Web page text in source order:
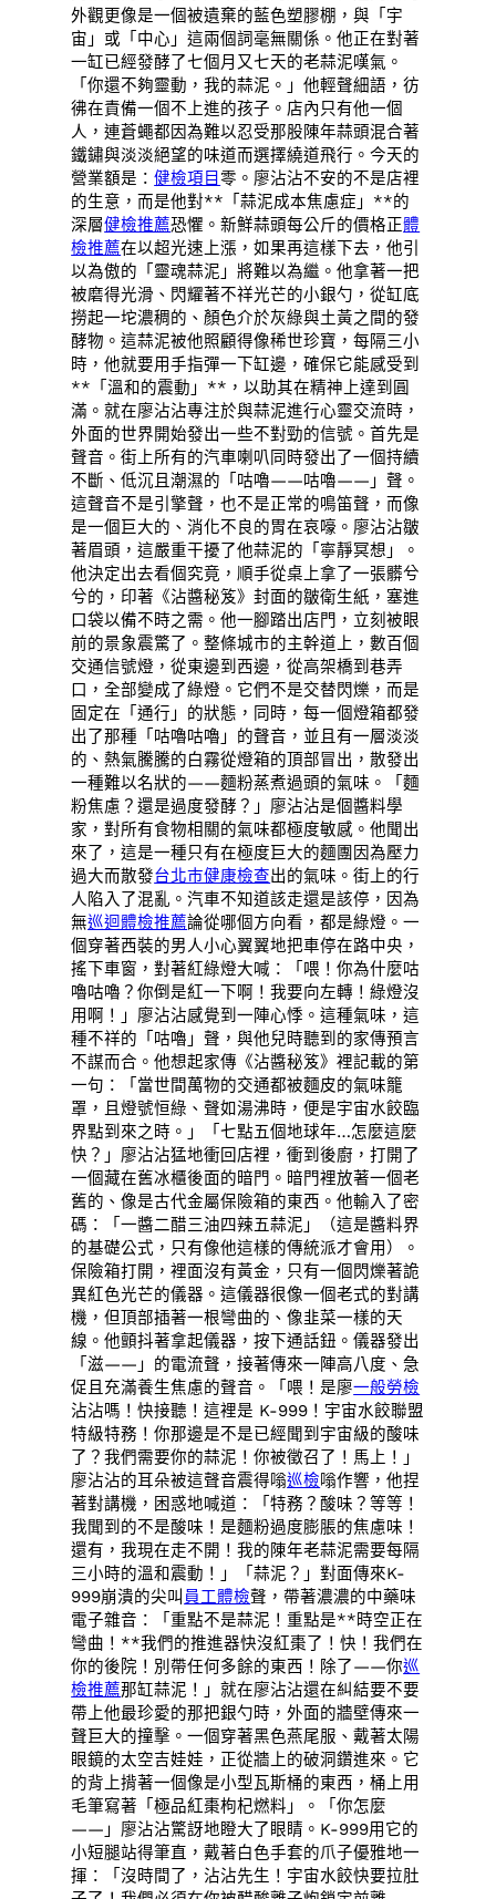
外觀更像是一個被遺棄的藍色塑膠棚，與「宇
宙」或「中心」這兩個詞毫無關係。他正在對著
一缸已經發酵了七個月又七天的老蒜泥嘆氣。
「你還不夠靈動，我的蒜泥。」他輕聲細語，彷
彿在責備一個不上進的孩子。店內只有他一個
人，連蒼蠅都因為難以忍受那股陳年蒜頭混合著
鐵鏽與淡淡絕望的味道而選擇繞道飛行。今天的
營業額是：健檢項目零。廖沾沾不安的不是店裡
的生意，而是他對**「蒜泥成本焦慮症」**的
深層健檢推薦恐懼。新鮮蒜頭每公斤的價格正體
檢推薦在以超光速上漲，如果再這樣下去，他引
以為傲的「靈魂蒜泥」將難以為繼。他拿著一把
被磨得光滑、閃耀著不祥光芒的小銀勺，從缸底
撈起一坨濃稠的、顏色介於灰綠與土黃之間的發
酵物。這蒜泥被他照顧得像稀世珍寶，每隔三小
時，他就要用手指彈一下缸邊，確保它能感受到
**「溫和的震動」**，以助其在精神上達到圓
滿。就在廖沾沾專注於與蒜泥進行心靈交流時，
外面的世界開始發出一些不對勁的信號。首先是
聲音。街上所有的汽車喇叭同時發出了一個持續
不斷、低沉且潮濕的「咕嚕——咕嚕——」聲。
這聲音不是引擎聲，也不是正常的鳴笛聲，而像
是一個巨大的、消化不良的胃在哀嚎。廖沾沾皺
著眉頭，這嚴重干擾了他蒜泥的「寧靜冥想」。
他決定出去看個究竟，順手從桌上拿了一張髒兮
兮的，印著《沾醬秘笈》封面的皺衛生紙，塞進
口袋以備不時之需。他一腳踏出店門，立刻被眼
前的景象震驚了。整條城市的主幹道上，數百個
交通信號燈，從東邊到西邊，從高架橋到巷弄
口，全部變成了綠燈。它們不是交替閃爍，而是
固定在「通行」的狀態，同時，每一個燈箱都發
出了那種「咕嚕咕嚕」的聲音，並且有一層淡淡
的、熱氣騰騰的白霧從燈箱的頂部冒出，散發出
一種難以名狀的——麵粉蒸煮過頭的氣味。「麵
粉焦慮？還是過度發酵？」廖沾沾是個醬料學
家，對所有食物相關的氣味都極度敏感。他聞出
來了，這是一種只有在極度巨大的麵團因為壓力
過大而散發台北巿健康檢查出的氣味。街上的行
人陷入了混亂。汽車不知道該走還是該停，因為
無巡迴體檢推薦論從哪個方向看，都是綠燈。一
個穿著西裝的男人小心翼翼地把車停在路中央，
搖下車窗，對著紅綠燈大喊：「喂！你為什麼咕
嚕咕嚕？你倒是紅一下啊！我要向左轉！綠燈沒
用啊！」廖沾沾感覺到一陣心悸。這種氣味，這
種不祥的「咕嚕」聲，與他兒時聽到的家傳預言
不謀而合。他想起家傳《沾醬秘笈》裡記載的第
一句：「當世間萬物的交通都被麵皮的氣味籠
罩，且燈號恒綠、聲如湯沸時，便是宇宙水餃臨
界點到來之時。」「七點五個地球年…怎麼這麼
快？」廖沾沾猛地衝回店裡，衝到後廚，打開了
一個藏在舊冰櫃後面的暗門。暗門裡放著一個老
舊的、像是古代金屬保險箱的東西。他輸入了密
碼：「一醬二醋三油四辣五蒜泥」（這是醬料界
的基礎公式，只有像他這樣的傳統派才會用）。
保險箱打開，裡面沒有黃金，只有一個閃爍著詭
異紅色光芒的儀器。這儀器很像一個老式的對講
機，但頂部插著一根彎曲的、像韭菜一樣的天
線。他顫抖著拿起儀器，按下通話鈕。儀器發出
「滋——」的電流聲，接著傳來一陣高八度、急
促且充滿養生焦慮的聲音。「喂！是廖一般勞檢
沾沾嗎！快接聽！這裡是 K-999！宇宙水餃聯盟
特級特務！你那邊是不是已經聞到宇宙級的酸味
了？我們需要你的蒜泥！你被徵召了！馬上！」
廖沾沾的耳朵被這聲音震得嗡巡檢嗡作響，他捏
著對講機，困惑地喊道：「特務？酸味？等等！
我聞到的不是酸味！是麵粉過度膨脹的焦慮味！
還有，我現在走不開！我的陳年老蒜泥需要每隔
三小時的溫和震動！」「蒜泥？」對面傳來K-
999崩潰的尖叫 員工體檢聲，帶著濃濃的中藥味
電子雜音：「重點不是蒜泥！重點是**時空正在
彎曲！**我們的推進器快沒紅棗了！快！我們在
你的後院！別帶任何多餘的東西！除了——你巡
檢推薦那缸蒜泥！」就在廖沾沾還在糾結要不要
帶上他最珍愛的那把銀勺時，外面的牆壁傳來一
聲巨大的撞擊。一個穿著黑色燕尾服、戴著太陽
眼鏡的太空吉娃娃，正從牆上的破洞鑽進來。它
的背上揹著一個像是小型瓦斯桶的東西，桶上用
毛筆寫著「極品紅棗枸杞燃料」。「你怎麼
——」廖沾沾驚訝地瞪大了眼睛。K-999用它的
小短腿站得筆直，戴著白色手套的爪子優雅地一
揮：「沒時間了，沾沾先生！宇宙水餃快要拉肚